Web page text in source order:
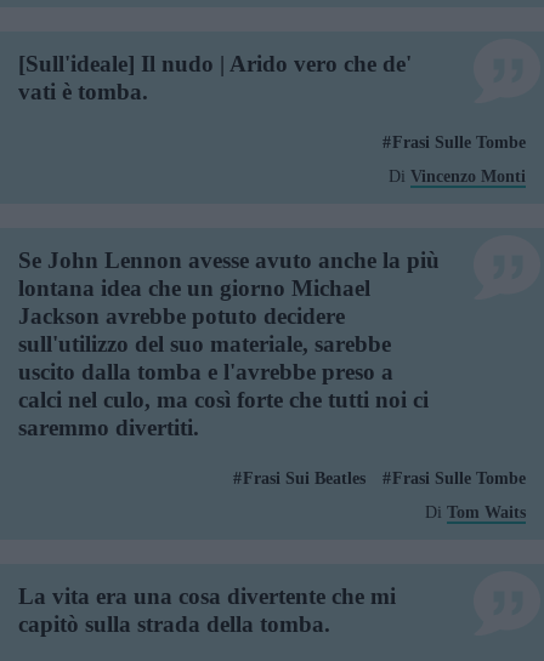
[Sull'ideale] Il nudo | Arido vero che de'
vati è tomba.
Frasi Sulle Tombe
Di Vincenzo Monti
Se John Lennon avesse avuto anche la più
lontana idea che un giorno Michael
Jackson avrebbe potuto decidere
sull'utilizzo del suo materiale, sarebbe
uscito dalla tomba e l'avrebbe preso a
calci nel culo, ma così forte che tutti noi ci
saremmo divertiti.
Frasi Sui Beatles
Frasi Sulle Tombe
Di Tom Waits
La vita era una cosa divertente che mi
capitò sulla strada della tomba.